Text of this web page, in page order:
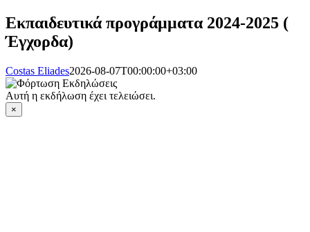
Εκπαιδευτικά προγράμματα 2024-2025 (
Έγχορδα)
Costas Eliades2026-08-07T00:00:00+03:00
Αυτή η εκδήλωση έχει τελειώσει.
×